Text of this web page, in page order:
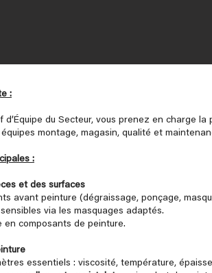
:
d’Équipe du Secteur, vous prenez en charge
montage, magasin, qualité et
:
et des surfaces
avant peinture (dégraissage, ponçage,
via les masquages adaptés.
en composants de peinture.
essentiels : viscosité, température,